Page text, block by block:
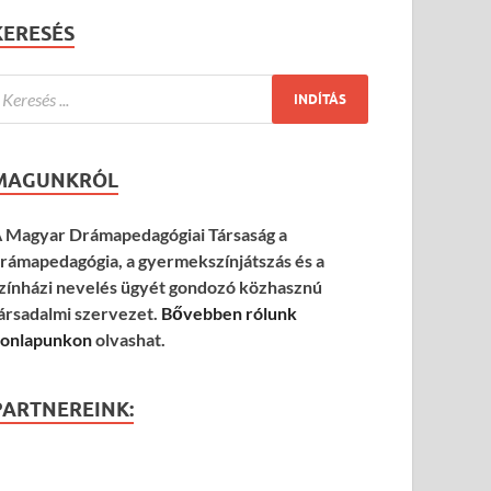
Magyar Drámapedagógiai Társaság a
a gyermekszínjátszás és a
nevelés ügyét gondozó közhasznú
szervezet. Bővebben rólunk
olvashat.